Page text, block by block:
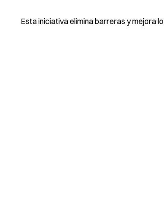
Esta iniciativa elimina barreras y mejora